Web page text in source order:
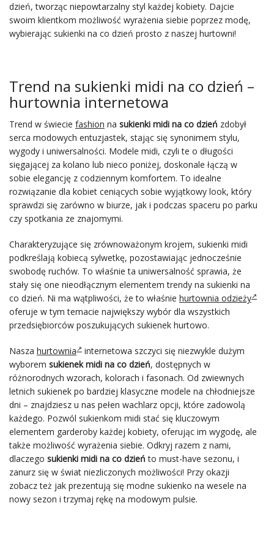
dzień, tworząc niepowtarzalny styl każdej kobiety. Dajcie
swoim klientkom możliwość wyrażenia siebie poprzez modę,
wybierając sukienki na co dzień prosto z naszej hurtowni!
Trend na sukienki midi na co dzień –
hurtownia internetowa
Trend w świecie fashion na sukienki midi na co dzień zdobył
serca modowych entuzjastek, stając się synonimem stylu,
wygody i uniwersalności. Modele midi, czyli te o długości
sięgającej za kolano lub nieco poniżej, doskonale łączą w
sobie elegancję z codziennym komfortem. To idealne
rozwiązanie dla kobiet ceniących sobie wyjątkowy look, który
sprawdzi się zarówno w biurze, jak i podczas spaceru po parku
czy spotkania ze znajomymi.
Charakteryzujące się zrównoważonym krojem, sukienki midi
podkreślają kobiecą sylwetkę, pozostawiając jednocześnie
swobodę ruchów. To właśnie ta uniwersalność sprawia, że
stały się one nieodłącznym elementem trendy na sukienki na
co dzień. Ni ma wątpliwości, że to właśnie hurtownia odzieży
oferuje w tym temacie największy wybór dla wszystkich
przedsiębiorców poszukujących sukienek hurtowo.
Nasza hurtownia
internetowa szczyci się niezwykle dużym
wyborem sukienek midi na co dzień, dostępnych w
różnorodnych wzorach, kolorach i fasonach. Od zwiewnych
letnich sukienek po bardziej klasyczne modele na chłodniejsze
dni – znajdziesz u nas pełen wachlarz opcji, które zadowolą
każdego. Pozwól sukienkom midi stać się kluczowym
elementem garderoby każdej kobiety, oferując im wygodę, ale
także możliwość wyrażenia siebie. Odkryj razem z nami,
dlaczego sukienki midi na co dzień to must-have sezonu, i
zanurz się w świat niezliczonych możliwości! Przy okazji
zobacz też jak prezentują się modne sukienko na wesele na
nowy sezon i trzymaj rękę na modowym pulsie.